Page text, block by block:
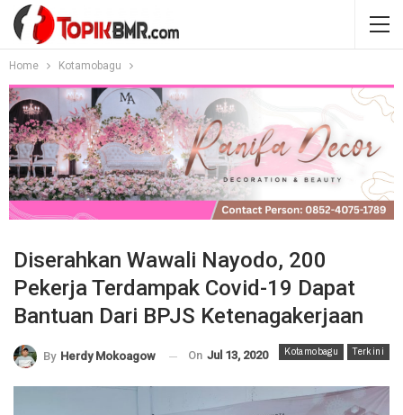
Home Kotamobagu
Diserahkan Wawali Nayodo, 200
Pekerja Terdampak Covid-19 Dapat
Bantuan Dari BPJS Ketenagakerjaan
Kotamobagu Terkini
By Herdy Mokoagow On Jul 13, 2020